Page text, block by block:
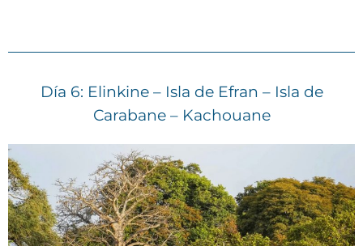
Día 6: Elinkine – Isla de Efran – Isla de
Carabane – Kachouane